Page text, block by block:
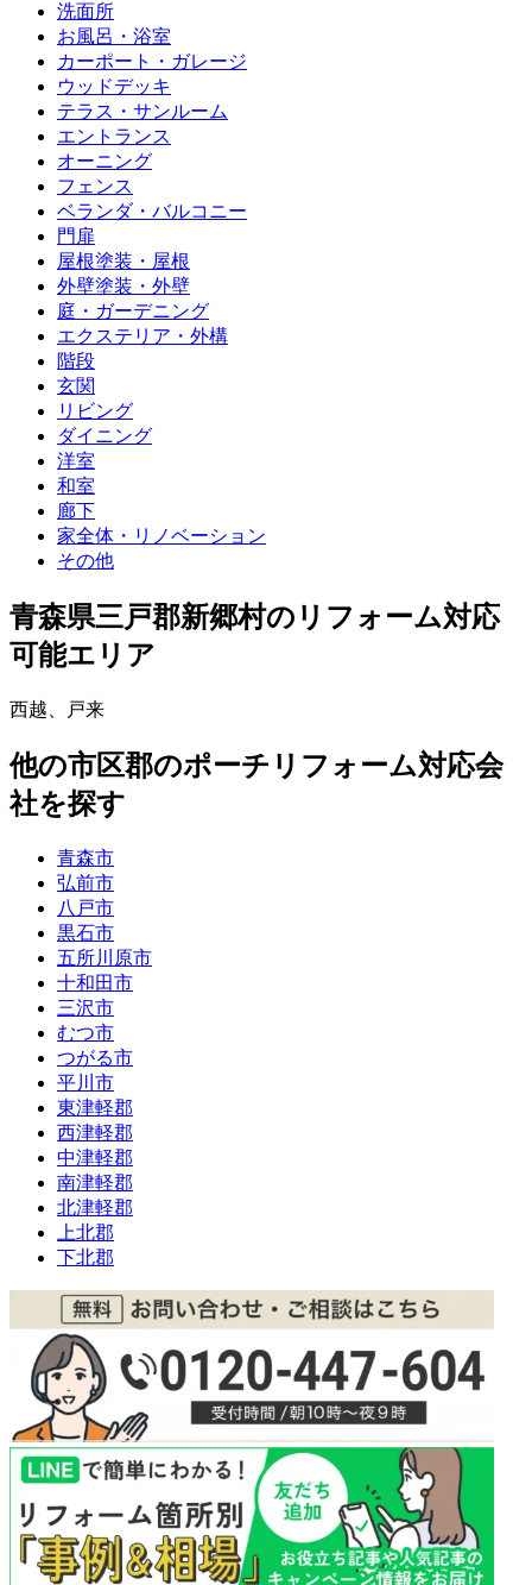
洗面所
お風呂・浴室
カーポート・ガレージ
ウッドデッキ
テラス・サンルーム
エントランス
オーニング
フェンス
ベランダ・バルコニー
門扉
屋根塗装・屋根
外壁塗装・外壁
庭・ガーデニング
エクステリア・外構
階段
玄関
リビング
ダイニング
洋室
和室
廊下
家全体・リノベーション
その他
青森県三戸郡新郷村のリフォーム対応
可能エリア
西越 戸来
他の市区郡のポーチリフォーム対応会
社を探す
青森市
弘前市
八戸市
黒石市
五所川原市
十和田市
三沢市
むつ市
つがる市
平川市
東津軽郡
西津軽郡
中津軽郡
南津軽郡
北津軽郡
上北郡
下北郡